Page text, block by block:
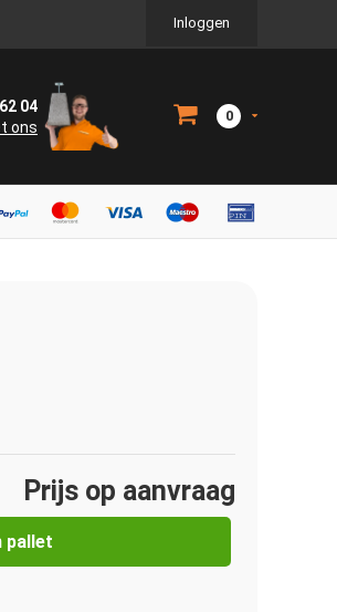
Inloggen
04
ons
0
Prijs op aanvraag
pallet